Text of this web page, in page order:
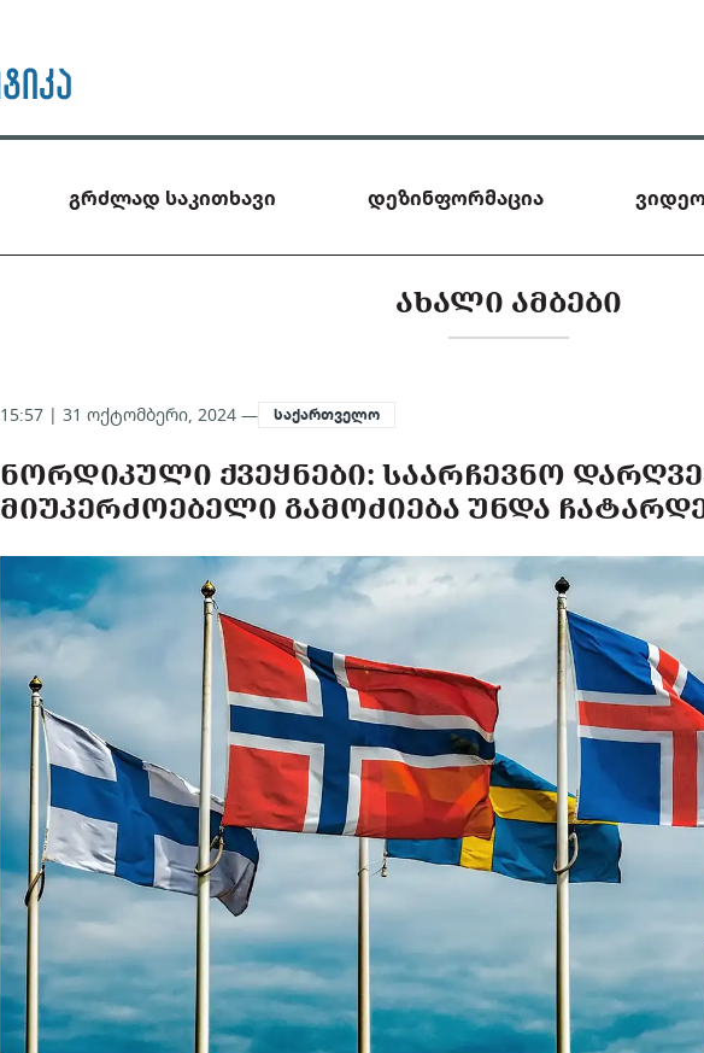
გრძლად საკითხავი დეზინფორმაცია
ᲐᲮᲐᲚᲘ ᲐᲛᲑᲔᲑᲘ
15:57 | 31 ოქტომბერი, 2024 — საქართველო
ᲜᲝᲠᲓᲘᲙᲣᲚᲘ ᲥᲕᲔᲧᲜᲔᲑᲘ: ᲡᲐᲐᲠᲩᲔᲕᲜᲝ
ᲛᲘᲣᲙᲔᲠᲫᲝᲔᲑᲔᲚᲘ ᲒᲐᲛᲝᲫᲘᲔᲑᲐ ᲣᲜᲓᲐ